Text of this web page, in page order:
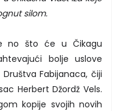
silom.
no što će u Čikagu
bolje uslove
Fabijanaca, čiji
Herbert Džordž Vels.
kopije svojih novih